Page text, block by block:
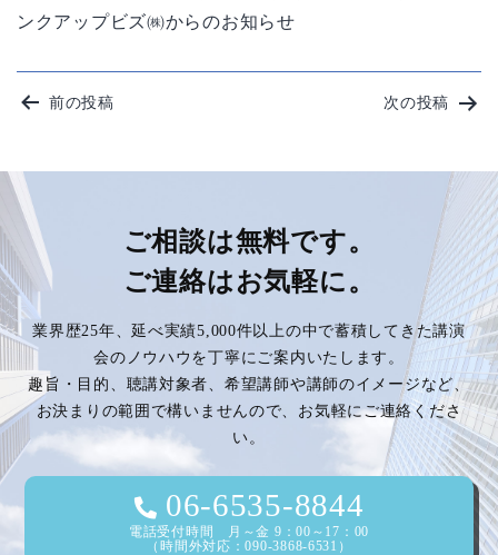
ンクアップビズ㈱からのお知らせ
投
ナ
ビ
ゲ
ー
シ
ョ
ン
前の投稿 次の投稿
ご相談は無料です。
ご連絡はお気軽に。
業界歴25年、延べ実績5,000件以上の中で蓄積してきた講演
会のノウハウを丁寧にご案内いたします。
趣旨・目的、聴講対象者、希望講師や講師のイメージなど、
お決まりの範囲で構いませんので、お気軽にご連絡くださ
い。
06-6535-8844
電話受付時間 月～金 9：00～17：00
（時間外対応：090-3868-6531）